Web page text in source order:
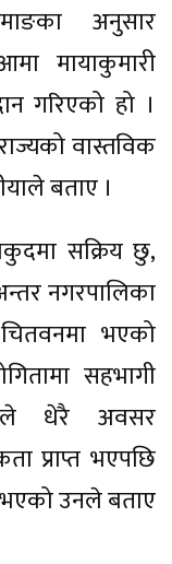
अनुसार
मायाकुमारी
गरिएको हो ।
वास्तविक
बताए ।
सक्रिय छु,
नगरपालिका
भएको
सहभागी
धेरै अवसर
प्राप्त भएपछि
उनले बताए